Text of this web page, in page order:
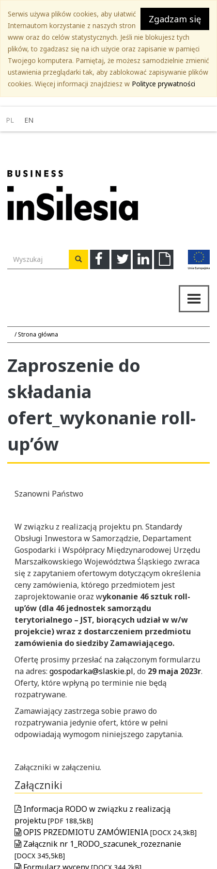
treści
głównej
Zgadzam się
Serwis używa plików cookies, aby ułatwić
Internautom korzystanie z naszych stron
www oraz do celów statystycznych. Jeśli nie blokujesz tych
plików, to zgadzasz się na ich użycie oraz zapisanie w pamięci
Twojego komputera. Pamiętaj, że możesz samodzielnie zmienić
ustawienia przeglądarki tak, aby zablokować zapisywanie plików
cookies. Więcej informacji znajdziesz w Polityce prywatności
PL EN
FacebookTwitterLinkedinDownload
Wyszukiwarka Wyszukaj
Strona główna
Zaproszenie do
składania
ofert_wykonanie roll-
up’ów
Szanowni Państwo
W związku z realizacją projektu pn. Standardy
Obsługi Inwestora w Samorządzie, Departament
Gospodarki i Współpracy Międzynarodowej Urzędu
Marszałkowskiego Województwa Śląskiego zwraca
się z zapytaniem ofertowym dotyczącym określenia
ceny zamówienia, którego przedmiotem jest
zaprojektowanie oraz wykonanie 46 sztuk roll-
up’ów (dla 46 jednostek samorządu
terytorialnego – JST, biorących udział w w/w
projekcie) wraz z dostarczeniem przedmiotu
zamówienia do siedziby Zamawiającego.
Ofertę prosimy przesłać na załączonym formularzu
na adres: gospodarka@slaskie.pl, do 29 maja 2023r.
Oferty, które wpłyną po terminie nie będą
rozpatrywane.
Zamawiający zastrzega sobie prawo do
rozpatrywania jedynie ofert, które w pełni
odpowiadają wymogom niniejszego zapytania.
Załączniki w załączeniu.
Załączniki
Informacja RODO w związku z realizacją
projektu [PDF 188,5kB]
OPIS PRZEDMIOTU ZAMÓWIENIA [DOCX 24,3kB]
Załącznik nr 1_RODO_szacunek_rozeznanie
[DOCX 345,5kB]